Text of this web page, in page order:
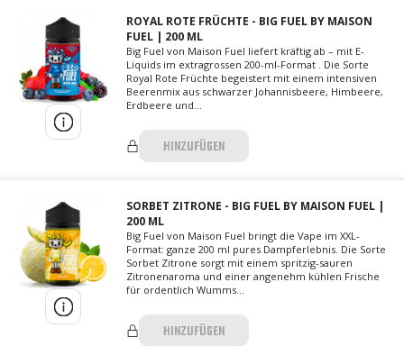
ROYAL ROTE FRÜCHTE - BIG FUEL BY MAISON
FUEL | 200 ML
Big Fuel von Maison Fuel liefert kräftig ab – mit E-
Liquids im extragrossen 200-ml-Format . Die Sorte
Royal Rote Früchte begeistert mit einem intensiven
Beerenmix aus schwarzer Johannisbeere, Himbeere,
Erdbeere und...
HINZUFÜGEN
SORBET ZITRONE - BIG FUEL BY MAISON FUEL |
200 ML
Big Fuel von Maison Fuel bringt die Vape im XXL-
Format: ganze 200 ml pures Dampferlebnis. Die Sorte
Sorbet Zitrone sorgt mit einem spritzig-sauren
Zitronenaroma und einer angenehm kühlen Frische
für ordentlich Wumms...
HINZUFÜGEN